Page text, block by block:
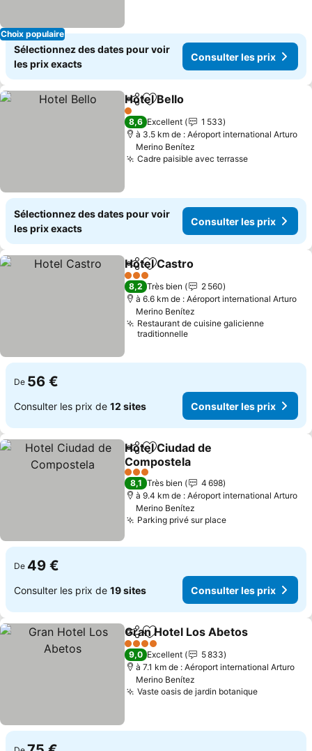
Choix populaire
Sélectionnez des dates pour voir
les prix exacts
Consulter les prix
PartagerAjouter à mes favoris
Hotel Bello
1 Étoiles
8,6 Excellent
1 533
à 3.5 km de : Aéroport international Arturo
Merino Benítez
Cadre paisible avec terrasse
Sélectionnez des dates pour voir
les prix exacts
Consulter les prix
PartagerAjouter à mes favoris
Hotel Castro
3 Étoiles
8,2 Très bien
2 560
à 6.6 km de : Aéroport international Arturo
Merino Benítez
Restaurant de cuisine galicienne
traditionnelle
De 56 €
Consulter les prix de 12 sites Consulter les prix
PartagerAjouter à mes favoris
Hotel Ciudad de
Compostela
3 Étoiles
8,1 Très bien
4 698
à 9.4 km de : Aéroport international Arturo
Merino Benítez
Parking privé sur place
De 49 €
Consulter les prix de 19 sites Consulter les prix
PartagerAjouter à mes favoris
Gran Hotel Los Abetos
4 Étoiles
9,0 Excellent
5 833
à 7.1 km de : Aéroport international Arturo
Merino Benítez
Vaste oasis de jardin botanique